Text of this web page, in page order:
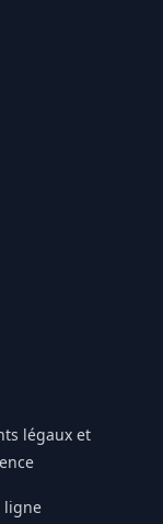
légaux et
ligne